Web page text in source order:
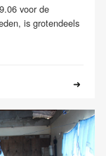
voor de
is grotendeels